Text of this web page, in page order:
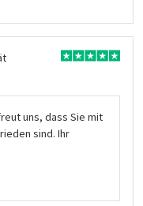
uns, dass Sie mit
sind. Ihr